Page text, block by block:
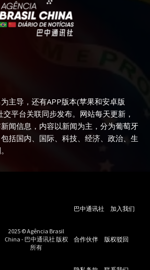
主导，还有APP版本(苹果和安卓版
平台关联同步发布。网站每天更新，
闻信息，内容以新闻为主，分为葡萄牙
括国内、国际、科技、经济、政治、生
2025 © Agência Brasil
China - 巴中通讯社 版权
所有
巴中通讯社 加入我们
合作伙伴 版权驳回